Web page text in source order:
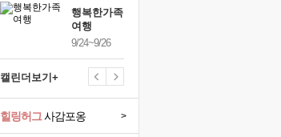
행복한가족
여행
9/24~9/26
캘린더보기+
힐링허그사감포옹 >